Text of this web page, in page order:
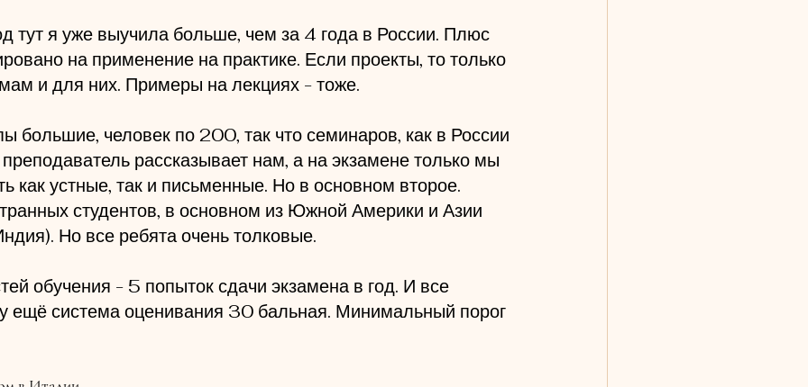
тут я уже выучила больше, чем за 4 года в России. Плюс
на применение на практике. Если проекты, то только
и для них. Примеры на лекциях - тоже.
большие, человек по 200, так что семинаров, как в России
рассказывает нам, а на экзамене только мы
как устные, так и письменные. Но в основном второе.
студентов, в основном из Южной Америки и Азии
Но все ребята очень толковые.
обучения - 5 попыток сдачи экзамена в год. И все
ещё система оценивания 30 бальная. Минимальный порог